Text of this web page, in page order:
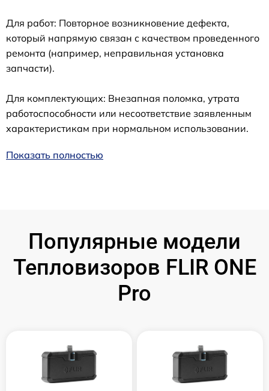
Для работ: Повторное возникновение дефекта,
который напрямую связан с качеством проведенного
ремонта (например, неправильная установка
запчасти).
Для комплектующих: Внезапная поломка, утрата
работоспособности или несоответствие заявленным
характеристикам при нормальном использовании.
Показать полностью
Популярные модели
Тепловизоров FLIR ONE
Pro